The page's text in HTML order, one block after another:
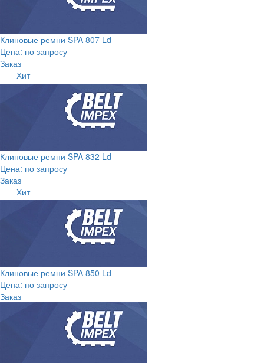
Клиновые ремни SPA 807 Ld
Цена: по запросу
Заказ
Хит
Клиновые ремни SPA 832 Ld
Цена: по запросу
Заказ
Хит
Клиновые ремни SPA 850 Ld
Цена: по запросу
Заказ